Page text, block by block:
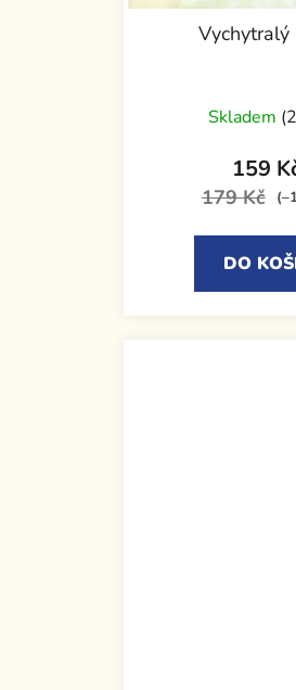
Vychytralý
Skladem
159
179 Kč
DO